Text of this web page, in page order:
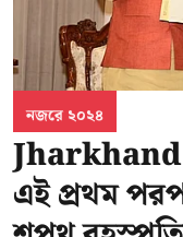
নজরে ২০২৪
Jharkhand:
এই প্রথম